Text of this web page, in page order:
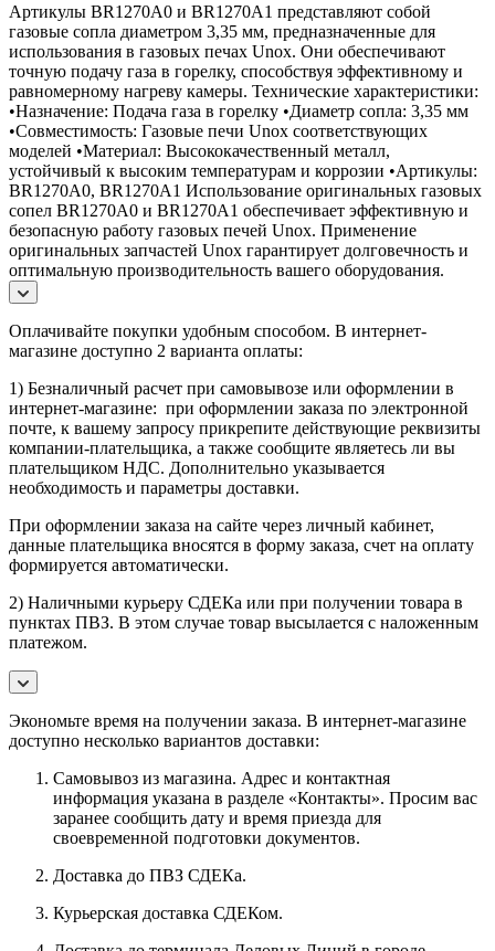
Артикулы BR1270A0 и BR1270A1 представляют собой
газовые сопла диаметром 3,35 мм, предназначенные для
использования в газовых печах Unox. Они обеспечивают
точную подачу газа в горелку, способствуя эффективному и
равномерному нагреву камеры. Технические характеристики:
•Назначение: Подача газа в горелку •Диаметр сопла: 3,35 мм
•Совместимость: Газовые печи Unox соответствующих
моделей •Материал: Высококачественный металл,
устойчивый к высоким температурам и коррозии •Артикулы:
BR1270A0, BR1270A1 Использование оригинальных газовых
сопел BR1270A0 и BR1270A1 обеспечивает эффективную и
безопасную работу газовых печей Unox. Применение
оригинальных запчастей Unox гарантирует долговечность и
оптимальную производительность вашего оборудования.
Оплачивайте покупки удобным способом. В интернет-
магазине доступно 2 варианта оплаты:
1) Безналичный расчет при самовывозе или оформлении в
интернет-магазине: при оформлении заказа по электронной
почте, к вашему запросу прикрепите действующие реквизиты
компании-плательщика, а также сообщите являетесь ли вы
плательщиком НДС. Дополнительно указывается
необходимость и параметры доставки.
При оформлении заказа на сайте через личный кабинет,
данные плательщика вносятся в форму заказа, счет на оплату
формируется автоматически.
2) Наличными курьеру СДЕКа или при получении товара в
пунктах ПВЗ. В этом случае товар высылается с наложенным
платежом.
Экономьте время на получении заказа. В интернет-магазине
доступно несколько вариантов доставки:
Самовывоз из магазина. Адрес и контактная
информация указана в разделе «Контакты». Просим вас
заранее сообщить дату и время приезда для
своевременной подготовки документов.
Доставка до ПВЗ СДЕКа.
Курьерская доставка СДЕКом.